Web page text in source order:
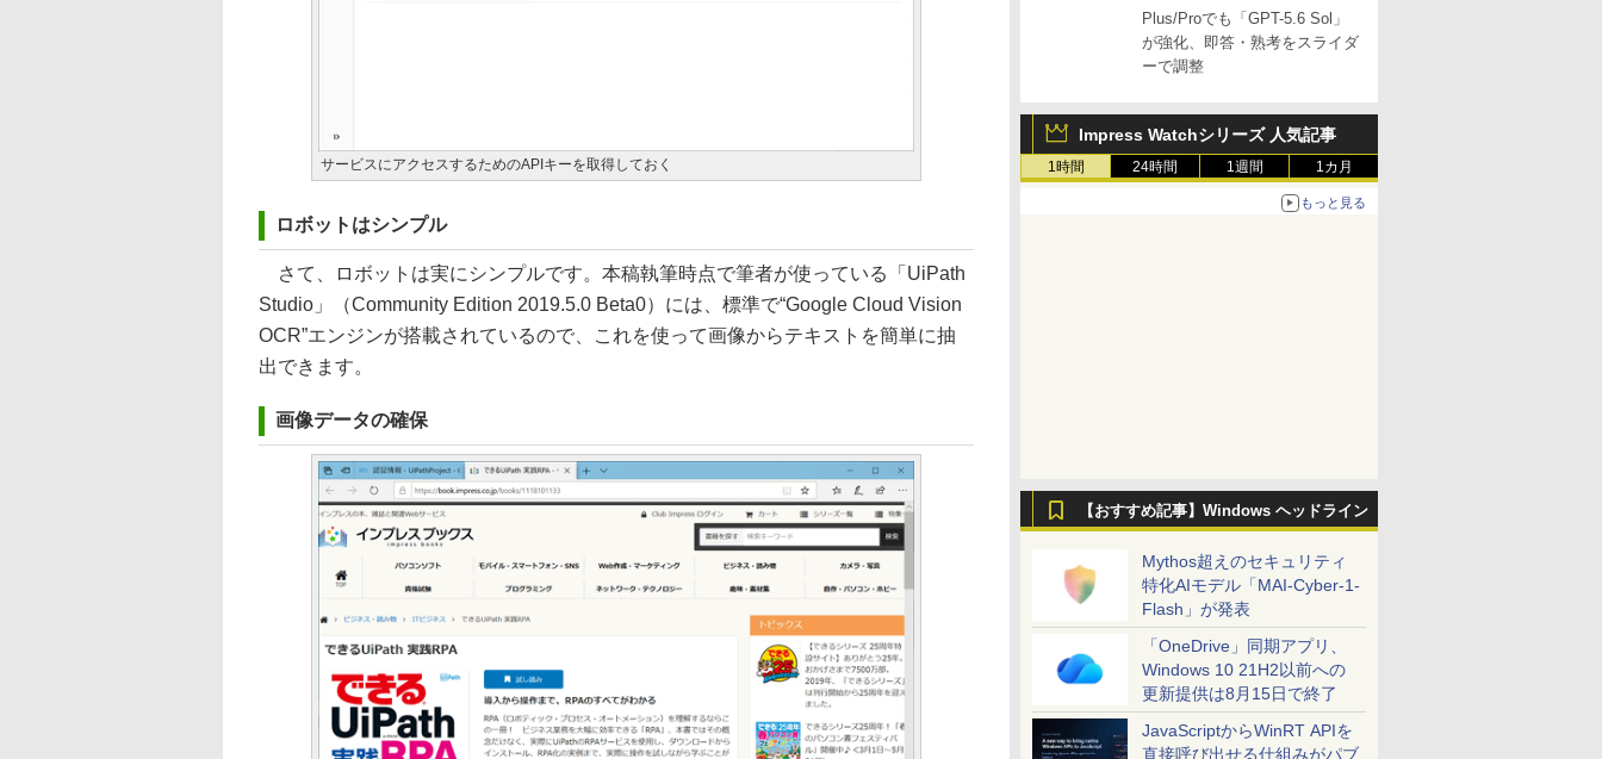
Plus/Proでも「GPT-5.6 Sol」
が強化、即答・熟考をスライダ
ーで調整
Impress Watchシリーズ 人気記事
1時間 24時間 1週間 1カ月
もっと見る
【おすすめ記事】Windows ヘッドライン
Mythos超えのセキュリティ
特化AIモデル「MAI-Cyber-1-
Flash」が発表
「OneDrive」同期アプリ、
Windows 10 21H2以前への
更新提供は8月15日で終了
JavaScriptからWinRT APIを
直接呼び出せる仕組みがパブ
サービスにアクセスするためのAPIキーを取得しておく
ロボットはシンプル
さて、ロボットは実にシンプルです。本稿執筆時点で筆者が使っている「UiPath
Studio」（Community Edition 2019.5.0 Beta0）には、標準で“Google Cloud Vision
OCR”エンジンが搭載されているので、これを使って画像からテキストを簡単に抽
出できます。
画像データの確保